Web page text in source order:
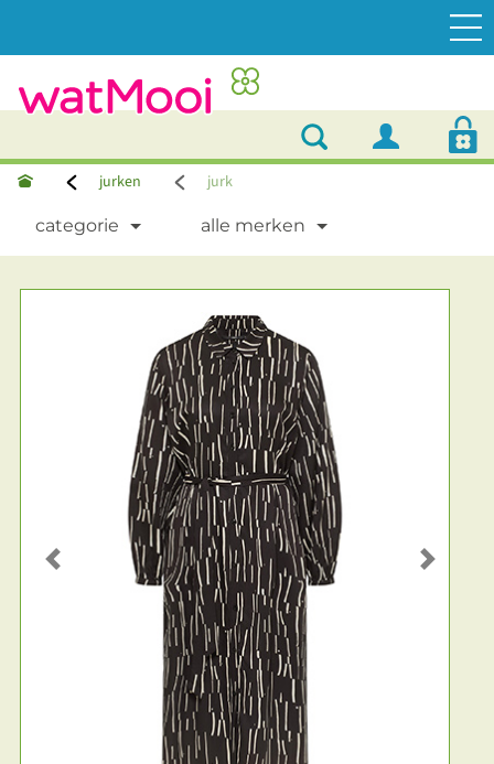
jurken jurk
categorie alle merken
Previous Next